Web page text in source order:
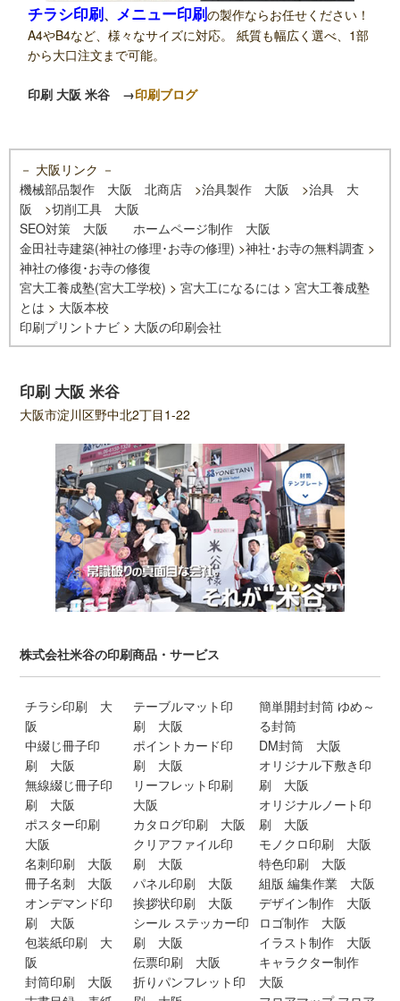
チラシ印刷、 メニュー印刷の製作ならお任せください！
A4やB4など、様々なサイズに対応。 紙質も幅広く選べ、1部
から大口注文まで可能。
印刷 大阪 米谷 →印刷ブログ
－ 大阪リンク －
機械部品製作 大阪 北商店 >治具製作 大阪 >治具 大
阪 >切削工具 大阪
SEO対策 大阪
ホームページ制作 大阪
金田社寺建築(神社の修理･お寺の修理) >神社･お寺の無料調査 >
神社の修復･お寺の修復
宮大工養成塾(宮大工学校) > 宮大工になるには > 宮大工養成塾
とは > 大阪本校
印刷プリントナビ > 大阪の印刷会社
印刷 大阪 米谷
大阪市淀川区野中北2丁目1-22
株式会社米谷の印刷商品・サービス
チラシ印刷 大
阪
中綴じ冊子印
刷 大阪
無線綴じ冊子印
刷 大阪
ポスター印刷
大阪
名刺印刷 大阪
冊子名刺 大阪
オンデマンド印
刷 大阪
包装紙印刷 大
阪
封筒印刷 大阪
テーブルマット印
刷 大阪
ポイントカード印
刷 大阪
リーフレット印刷
大阪
カタログ印刷 大阪
クリアファイル印
刷 大阪
パネル印刷 大阪
挨拶状印刷 大阪
シール ステッカー印
刷 大阪
伝票印刷 大阪
折りパンフレット印
簡単開封封筒 ゆめ～
る封筒
DM封筒 大阪
オリジナル下敷き印
刷 大阪
オリジナルノート印
刷 大阪
モノクロ印刷 大阪
特色印刷 大阪
組版 編集作業 大阪
デザイン制作 大阪
ロゴ制作 大阪
イラスト制作 大阪
キャラクター制作
大阪